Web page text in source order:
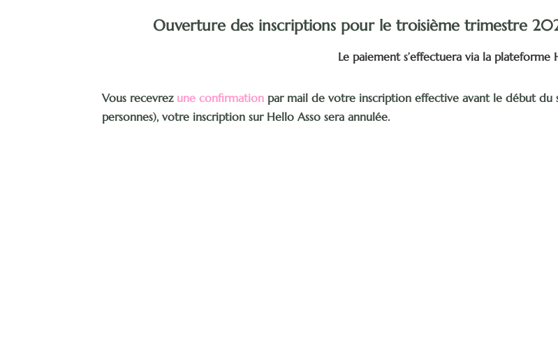
Ouverture des inscriptions pour le troisième trimestre
Le paiement s’effectuera via la plateforme
Vous recevrez une confirmation par mail de votre inscription effective avant le début du
personnes), votre inscription sur Hello Asso sera annulée.